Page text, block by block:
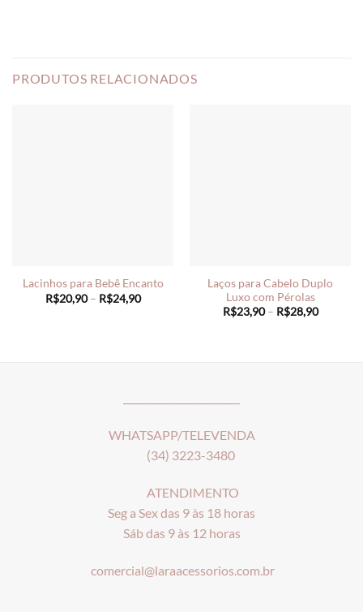
PRODUTOS RELACIONADOS
Lacinhos para Bebê Encanto
R$20,90 – R$24,90Price
Laços para Cabelo Duplo
Luxo com Pérolas
R$23,90 – R$28,90Price
WHATSAPP/TELEVENDA
(34) 3223-3480
ATENDIMENTO
Seg a Sex das 9 às 18 horas
Sáb das 9 às 12 horas
comercial@laraacessorios.com.br